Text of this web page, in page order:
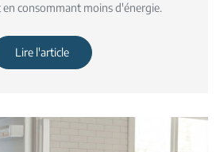
consommant moins d'énergie.
Lire l'article